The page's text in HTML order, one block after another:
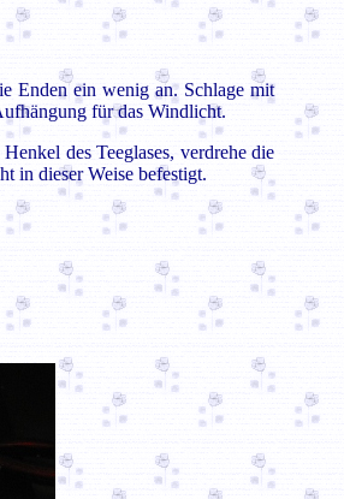
Enden ein wenig an. Schlage mit
für das Windlicht.
des Teeglases, verdrehe die
in dieser Weise befestigt.